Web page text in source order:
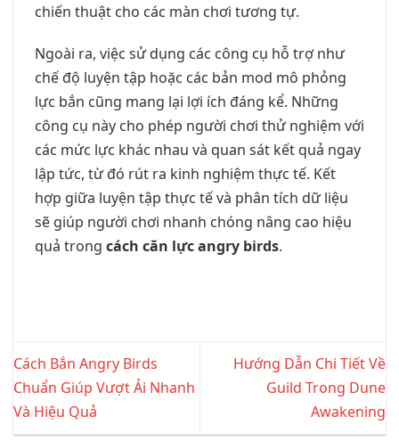
chiến thuật cho các màn chơi tương tự.
Ngoài ra, việc sử dụng các công cụ hỗ trợ như
chế độ luyện tập hoặc các bản mod mô phỏng
lực bắn cũng mang lại lợi ích đáng kể. Những
công cụ này cho phép người chơi thử nghiệm với
các mức lực khác nhau và quan sát kết quả ngay
lập tức, từ đó rút ra kinh nghiệm thực tế. Kết
hợp giữa luyện tập thực tế và phân tích dữ liệu
sẽ giúp người chơi nhanh chóng nâng cao hiệu
quả trong cách căn lực angry birds.
Cách Bắn Angry Birds
Chuẩn Giúp Vượt Ải Nhanh
Và Hiệu Quả
Hướng Dẫn Chi Tiết Về
Guild Trong Dune
Awakening